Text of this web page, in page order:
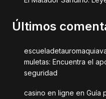
Últimos
muletas: Encuentra el
seguridad
casino en ligne en Guía